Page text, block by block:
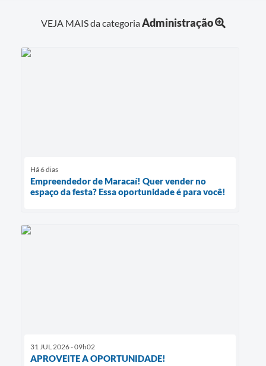
VEJA MAIS da categoriaAdministração
Há 6 dias
Empreendedor de Maracaí! Quer vender no
espaço da festa? Essa oportunidade é para você!
31 JUL 2026 - 09h02
APROVEITE A OPORTUNIDADE!